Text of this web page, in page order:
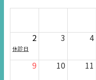
2
休診日
3 4
9 10 11